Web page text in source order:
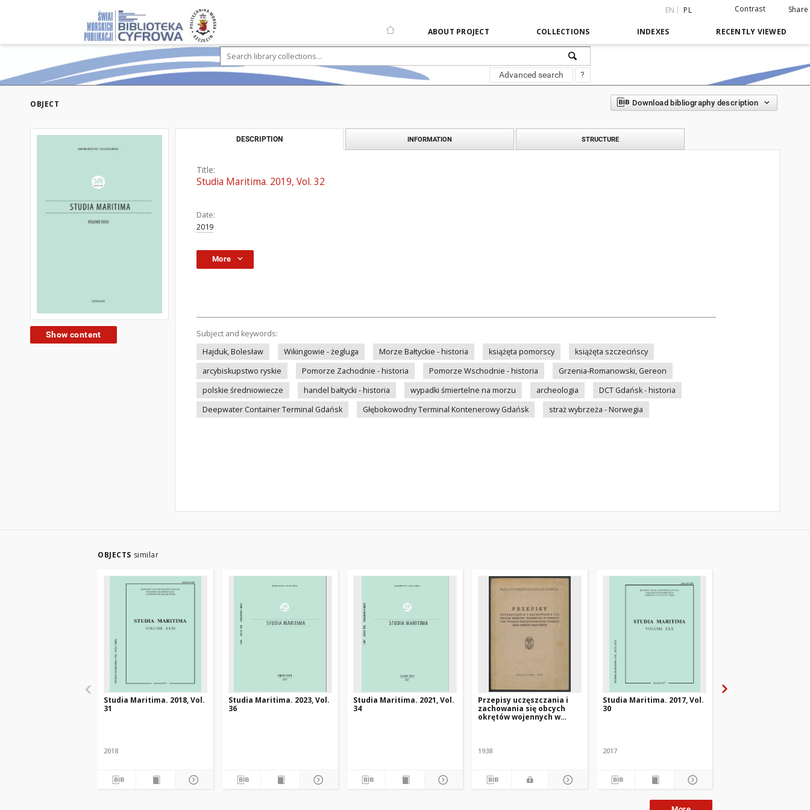
EN PL Contrast Share
ABOUT PROJECT COLLECTIONS INDEXES RECENTLY VIEWED
Advanced search ?
OBJECT Download bibliography description
Show content
DESCRIPTION INFORMATION STRUCTURE
Title:
Studia Maritima. 2019, Vol. 32
Date:
2019
More
Subject and keywords:
Hajduk, Bolesław
Wikingowie - żegluga Morze Bałtyckie - historia książęta pomorscy
książęta szczecińscy
arcybiskupstwo ryskie
Pomorze Zachodnie - historia Pomorze Wschodnie - historia
Grzenia-Romanowski, Gereon
polskie średniowiecze
handel bałtycki - historia wypadki śmiertelne na morzu archeologia
DCT Gdańsk - historia
Deepwater Container Terminal Gdańsk
Głębokowodny Terminal Kontenerowy Gdańsk straż wybrzeża - Norwegia
OBJECTS similar
Studia Maritima. 2018, Vol.
31
2018
Studia Maritima. 2023, Vol.
36
Studia Maritima. 2021, Vol.
34
Przepisy uczęszczania i
zachowania się obcych
okrętów wojennych w
1938
Studia Maritima. 2017, Vol.
30
2017